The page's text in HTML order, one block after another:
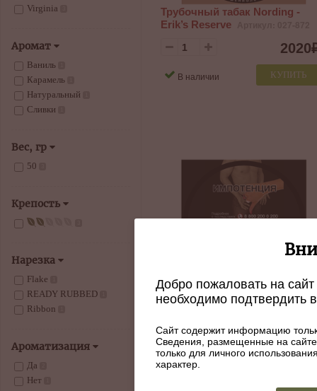
Virginia
Аромат
Ваниль
Карамель
Натуральный
Сливки
Вес, гр
50
Крепость
Нарезка
Flake
READY RUBBED
Ribbon
Ароматизация
Да
Нет
Трубочный табак Nording -
Erik’s Reserve
2020
КУПИТЬ
В наличии
Трубочный табак Nording -
Tumbleweed
Артикул: 047-872
2020
КУПИТЬ
В наличии
Добро пожаловать на
необходимо подтвердить
Сайт содержит информацию
Сведения, размещенные на
только для личного
характер.